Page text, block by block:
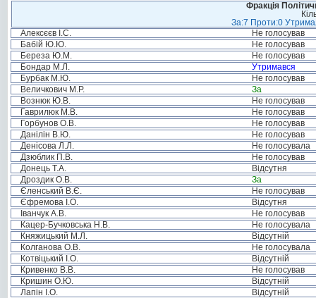
Фракція
За:7 Проти:0
Алексєєв І.С.
Не голосував
Бабій Ю.Ю.
Не голосував
Береза Ю.М.
Не голосував
Бондар М.Л.
Утримався
Бурбак М.Ю.
Не голосував
Величкович М.Р.
За
Вознюк Ю.В.
Не голосував
Гаврилюк М.В.
Не голосував
Горбунов О.В.
Не голосував
Данілін В.Ю.
Не голосував
Денісова Л.Л.
Не голосувала
Дзюблик П.В.
Не голосував
Донець Т.А.
Відсутня
Дроздик О.В.
За
Єленський В.Є.
Не голосував
Єфремова І.О.
Відсутня
Іванчук А.В.
Не голосував
Кацер-Бучковська Н.В.
Не голосувала
Княжицький М.Л.
Відсутній
Колганова О.В.
Не голосувала
Котвіцький І.О.
Відсутній
Кривенко В.В.
Не голосував
Кришин О.Ю.
Відсутній
Лапін І.О.
Відсутній